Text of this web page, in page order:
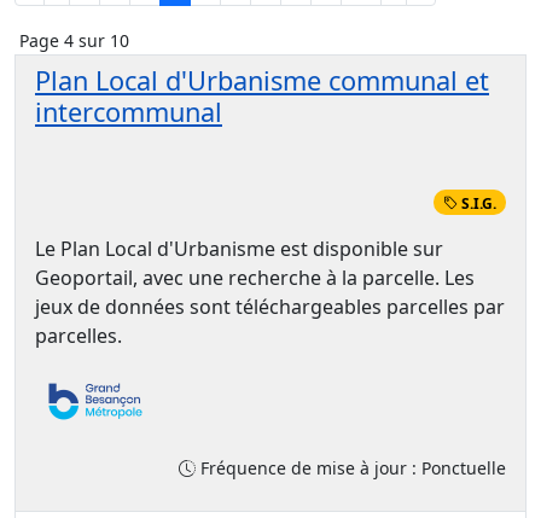
Page 4 sur 10
Plan Local d'Urbanisme communal et
intercommunal
S.I.G.
Le Plan Local d'Urbanisme est disponible sur
Geoportail, avec une recherche à la parcelle. Les
jeux de données sont téléchargeables parcelles par
parcelles.
Fréquence de mise à jour : Ponctuelle